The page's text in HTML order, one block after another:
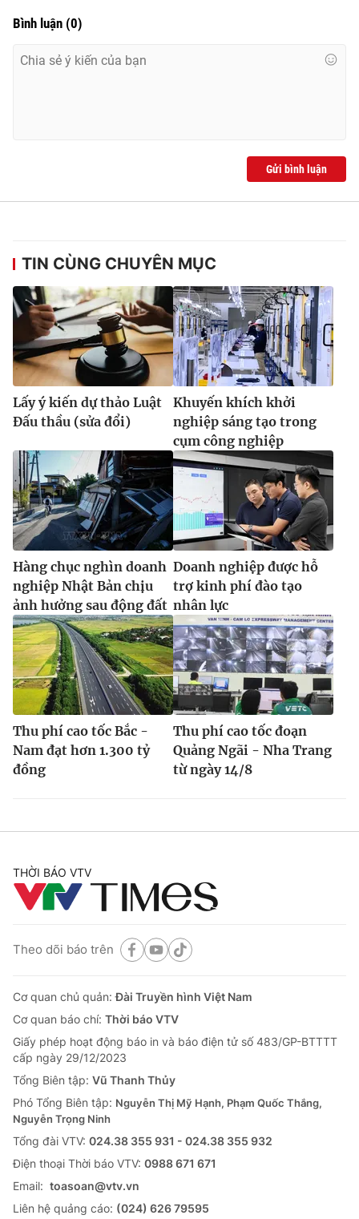
Bình luận (0)
Gửi bình luận
TIN CÙNG CHUYÊN MỤC
Lấy ý kiến dự thảo Luật
Đấu thầu (sửa đổi)
Khuyến khích khởi
nghiệp sáng tạo trong
cụm công nghiệp
Hàng chục nghìn doanh
nghiệp Nhật Bản chịu
ảnh hưởng sau động đất
Doanh nghiệp được hỗ
trợ kinh phí đào tạo
nhân lực
Thu phí cao tốc Bắc -
Nam đạt hơn 1.300 tỷ
đồng
Thu phí cao tốc đoạn
Quảng Ngãi - Nha Trang
từ ngày 14/8
THỜI BÁO VTV
Theo dõi báo trên
Cơ quan chủ quản:Đài Truyền hình Việt Nam
Cơ quan báo chí: Thời báo VTV
Giấy phép hoạt động báo in và báo điện tử số 483/GP-BTTTT
cấp ngày 29/12/2023
Tổng Biên tập: Vũ Thanh Thủy
Phó Tổng Biên tập: Nguyễn Thị Mỹ Hạnh, Phạm Quốc Thắng,
Nguyễn Trọng Ninh
Tổng đài VTV: 024.38 355 931 - 024.38 355 932
Ðiện thoại Thời báo VTV: 0988 671 671
Email: toasoan@vtv.vn
Liên hệ quảng cáo: (024) 626 79595